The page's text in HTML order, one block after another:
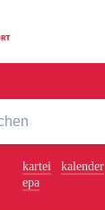
kartei kalender
epa